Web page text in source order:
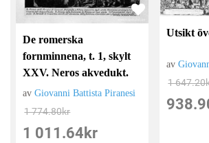
De romerska
fornminnena, t. 1, skylt
XXV. Neros akvedukt.
avGiovanni Battista Piranesi
1 774.80kr
1 011.64 kr
Utsikt
av
1 647.20